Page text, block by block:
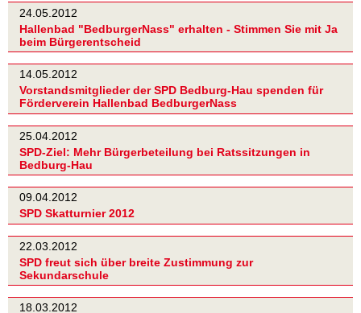
24.05.2012
Hallenbad "BedburgerNass" erhalten - Stimmen Sie mit Ja
beim Bürgerentscheid
14.05.2012
Vorstandsmitglieder der SPD Bedburg-Hau spenden für
Förderverein Hallenbad BedburgerNass
25.04.2012
SPD-Ziel: Mehr Bürgerbeteilung bei Ratssitzungen in
Bedburg-Hau
09.04.2012
SPD Skatturnier 2012
22.03.2012
SPD freut sich über breite Zustimmung zur
Sekundarschule
18.03.2012